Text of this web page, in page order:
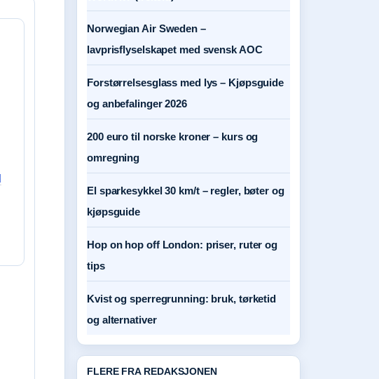
Norwegian Air Sweden –
lavprisflyselskapet med svensk AOC
Forstørrelsesglass med lys – Kjøpsguide
og anbefalinger 2026
200 euro til norske kroner – kurs og
omregning
El sparkesykkel 30 km/t – regler, bøter og
kjøpsguide
Hop on hop off London: priser, ruter og
tips
Kvist og sperregrunning: bruk, tørketid
og alternativer
FLERE FRA REDAKSJONEN